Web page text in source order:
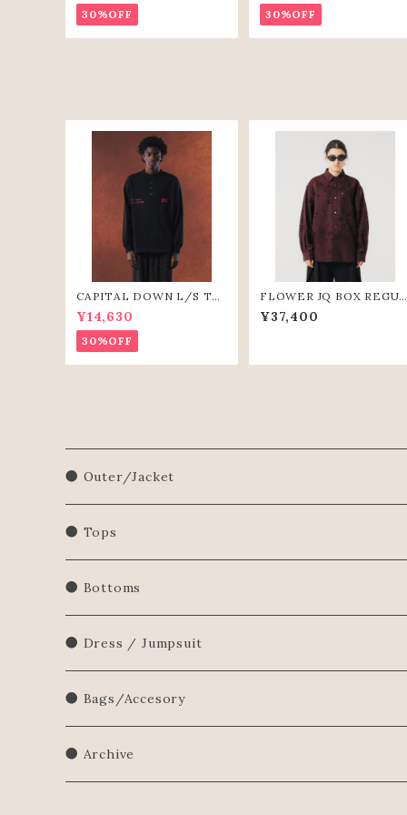
30%OFF 30%OFF
CAPITAL DOWN L/S TE
E(BLK)
¥14,630
30%OFF
FLOWER JQ BOX REGUL
AR SHIRTS (WIN)
¥37,400
● Outer/Jacket
● Tops
Shirts/Blouse
Sweatershirt
Sweater
● Bottoms
● Dress / Jumpsuit
● Bags/Accesory
● Archive